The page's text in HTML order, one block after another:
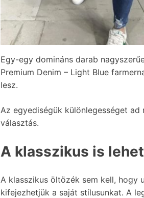
Egy-egy domináns darab
Premium Denim – Light Blue
lesz.
Az egyediségük különlegességet
választás.
A klasszikus is
A klasszikus öltözék sem kell, hogy
kifejezhetjük a saját stílusunkat. A